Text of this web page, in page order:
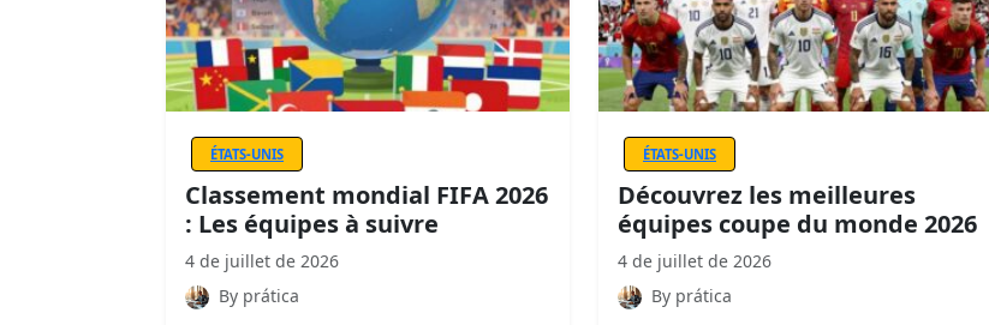
ÉTATS-UNIS
Classement mondial FIFA 2026
: Les équipes à suivre
4 de juillet de 2026
By prática
ÉTATS-UNIS
Découvrez les meilleures
équipes coupe du monde 2026
4 de juillet de 2026
By prática